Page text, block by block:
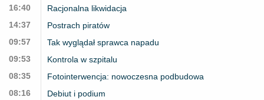
16:40
Racjonalna likwidacja
14:37
Postrach piratów
09:57
Tak wyglądał sprawca napadu
09:53
Kontrola w szpitalu
08:35
Fotointerwencja: nowoczesna podbudowa
08:16
Debiut i podium